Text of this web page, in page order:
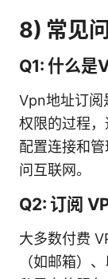
8) 常见
Q1: 什么是
Vpn地址订阅
权限的过程，
配置连接和
问互联网。
Q2: 订阅
大多数付费
（如邮箱）